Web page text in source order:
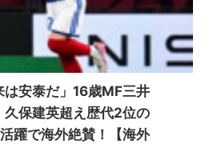
安泰だ」16歳MF三井
保建英超え歴代2位の
躍で海外絶賛！【海外